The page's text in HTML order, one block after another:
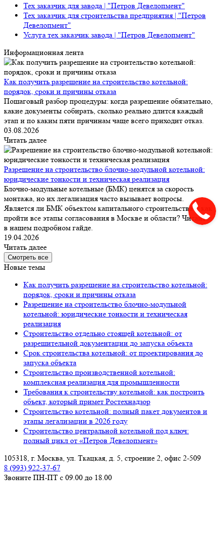
Тех заказчик для завода | "Петров Девелопмент"
Тех заказчик для строительства предприятия | "Петров
Девелопмент"
Услуга тех заказчик завода | "Петров Девелопмент"
Информационная лента
Как получить разрешение на строительство котельной:
порядок, сроки и причины отказа
Пошаговый разбор процедуры: когда разрешение обязательно,
какие документы собирать, сколько реально длится каждый
этап и по каким пяти причинам чаще всего приходит отказ.
03.08.2026
Читать далее
Разрешение на строительство блочно-модульной котельной:
юридические тонкости и техническая реализация
Блочно-модульные котельные (БМК) ценятся за скорость
монтажа, но их легализация часто вызывает вопросы.
Является ли БМК объектом капитального строительства и как
пройти все этапы согласования в Москве и области? Читайте
в нашем подробном гайде.
19.04.2026
Читать далее
Смотреть все
Новые темы
Как получить разрешение на строительство котельной:
порядок, сроки и причины отказа
Разрешение на строительство блочно-модульной
котельной: юридические тонкости и техническая
реализация
Строительство отдельно стоящей котельной: от
разрешительной документации до запуска объекта
Срок строительства котельной: от проектирования до
запуска объекта
Строительство производственной котельной:
комплексная реализация для промышленности
Требования к строительству котельной: как построить
объект, который примет Ростехнадзор
Строительство котельной: полный пакет документов и
этапы легализации в 2026 году
Строительство центральной котельной под ключ:
полный цикл от «Петров Девелопмент»
105318, г. Москва, ул. Ткацкая, д. 5, строение 2, офис 2-509
8 (993) 922-37-67
Звоните ПН-ПТ с 09.00 до 18.00